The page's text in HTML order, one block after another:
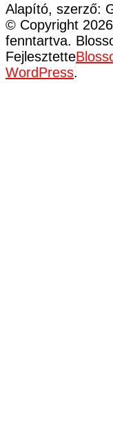
Alapító, szerző:
© Copyright 2026
fenntartva.
Fejlesztette
WordPress.